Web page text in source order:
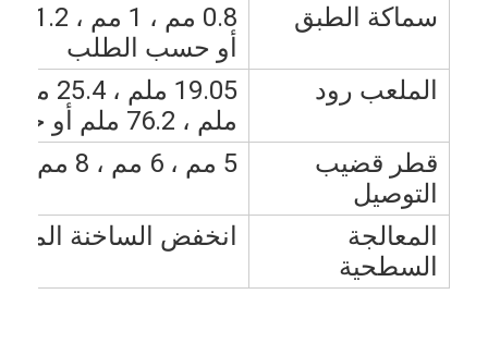
سماكة الطبق
أو حسب الطلب
الملعب رود
ملم ، 76.2 ملم أو حسب الطلب
قطر قضيب
التوصيل
5 مم ، 6 مم ، 8 مم ، 10 مم ، 12 مم أو حسب الطلب
المعالجة
السطحية
انخفض الساخنة